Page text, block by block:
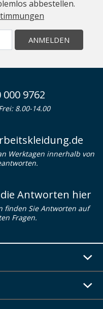
abbestellen.
ANMELDEN
000 9762
8.00-14.00
Werktagen innerhalb von
die Antworten hier
finden Sie Antworten auf
Fragen.